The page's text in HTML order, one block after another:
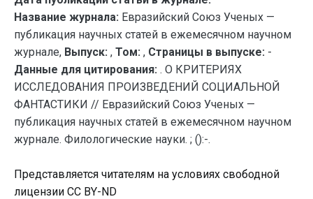
Название журнала: Евразийский Союз Ученых —
публикация научных статей в ежемесячном научном
журнале, Выпуск: , Том: , Страницы в выпуске: -
Данные для цитирования: . О КРИТЕРИЯХ
ИССЛЕДОВАНИЯ ПРОИЗВЕДЕНИЙ СОЦИАЛЬНОЙ
ФАНТАСТИКИ // Евразийский Союз Ученых —
публикация научных статей в ежемесячном научном
журнале. Филологические науки. ; ():-.
Представляется читателям на условиях свободной
лицензии CC BY-ND